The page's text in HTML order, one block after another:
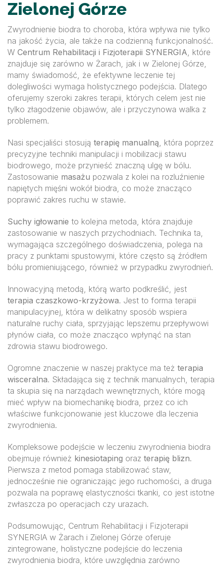
Zielonej Górze
Zwyrodnienie biodra to choroba, która wpływa nie tylko
na jakość życia, ale także na codzienną funkcjonalność.
W Centrum Rehabilitacji i Fizjoterapii SYNERGIA, które
znajduje się zarówno w Żarach, jak i w Zielonej Górze,
mamy świadomość, że efektywne leczenie tej
dolegliwości wymaga holistycznego podejścia. Dlatego
oferujemy szeroki zakres terapii, których celem jest nie
tylko złagodzenie objawów, ale i przyczynowa walka z
problemem.
Nasi specjaliści stosują terapię manualną, która poprzez
precyzyjne techniki manipulacji i mobilizacji stawu
biodrowego, może przynieść znaczną ulgę w bólu.
Zastosowanie masażu pozwala z kolei na rozluźnienie
napiętych mięśni wokół biodra, co może znacząco
poprawić zakres ruchu w stawie.
Suchy igłowanie to kolejna metoda, która znajduje
zastosowanie w naszych przychodniach. Technika ta,
wymagająca szczególnego doświadczenia, polega na
pracy z punktami spustowymi, które często są źródłem
bólu promieniującego, również w przypadku zwyrodnień.
Innowacyjną metodą, którą warto podkreślić, jest
terapia czaszkowo-krzyżowa. Jest to forma terapii
manipulacyjnej, która w delikatny sposób wspiera
naturalne ruchy ciała, sprzyjając lepszemu przepływowi
płynów ciała, co może znacząco wpłynąć na stan
zdrowia stawu biodrowego.
Ogromne znaczenie w naszej praktyce ma też terapia
wisceralna. Składająca się z technik manualnych, terapia
ta skupia się na narządach wewnętrznych, które mogą
mieć wpływ na biomechanikę biodra, przez co ich
właściwe funkcjonowanie jest kluczowe dla leczenia
zwyrodnienia.
Kompleksowe podejście w leczeniu zwyrodnienia biodra
obejmuje również kinesiotaping oraz terapię blizn.
Pierwsza z metod pomaga stabilizować staw,
jednocześnie nie ograniczając jego ruchomości, a druga
pozwala na poprawę elastyczności tkanki, co jest istotne
zwłaszcza po operacjach czy urazach.
Podsumowując, Centrum Rehabilitacji i Fizjoterapii
SYNERGIA w Żarach i Zielonej Górze oferuje
zintegrowane, holistyczne podejście do leczenia
zwyrodnienia biodra, które uwzględnia zarówno